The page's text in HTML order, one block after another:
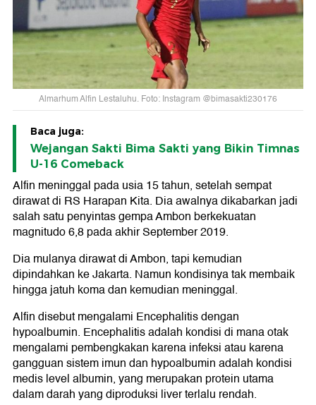
Almarhum Alfin Lestaluhu. Foto: Instagram @bimasakti230176
Baca juga:
Wejangan Sakti Bima Sakti yang Bikin Timnas
U-16 Comeback
Alfin meninggal pada usia 15 tahun, setelah sempat
dirawat di RS Harapan Kita. Dia awalnya dikabarkan jadi
salah satu penyintas gempa Ambon berkekuatan
magnitudo 6,8 pada akhir September 2019.
Dia mulanya dirawat di Ambon, tapi kemudian
dipindahkan ke Jakarta. Namun kondisinya tak membaik
hingga jatuh koma dan kemudian meninggal.
Alfin disebut mengalami Encephalitis dengan
hypoalbumin. Encephalitis adalah kondisi di mana otak
mengalami pembengkakan karena infeksi atau karena
gangguan sistem imun dan hypoalbumin adalah kondisi
medis level albumin, yang merupakan protein utama
dalam darah yang diproduksi liver terlalu rendah.